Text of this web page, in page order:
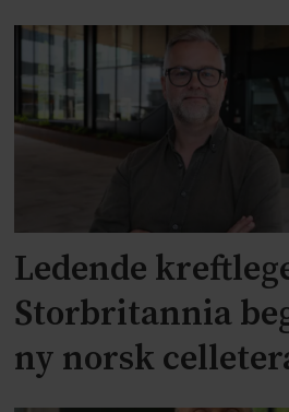
Ledende
Storbritannia
ny norsk